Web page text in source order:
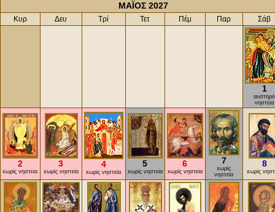
ΜΑΪΟΣ 2027
Κυρ Δευ Τρί Τετ Πέμ Παρ Σάβ
1
αυστηρό
νηστεία
2
xωρίς νηστεία
3
xωρίς νηστεία
4
xωρίς νηστεία
5
xωρίς νηστεία
6
xωρίς νηστεία
7
xωρίς
νηστεία
8
xωρίς